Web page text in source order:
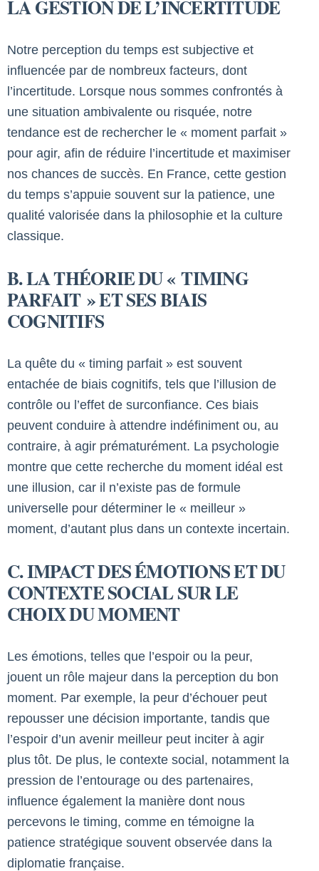
LA GESTION DE L’INCERTITUDE
Notre perception du temps est subjective et
influencée par de nombreux facteurs, dont
l’incertitude. Lorsque nous sommes confrontés à
une situation ambivalente ou risquée, notre
tendance est de rechercher le « moment parfait »
pour agir, afin de réduire l’incertitude et maximiser
nos chances de succès. En France, cette gestion
du temps s’appuie souvent sur la patience, une
qualité valorisée dans la philosophie et la culture
classique.
B. LA THÉORIE DU « TIMING
PARFAIT » ET SES BIAIS
COGNITIFS
La quête du « timing parfait » est souvent
entachée de biais cognitifs, tels que l’illusion de
contrôle ou l’effet de surconfiance. Ces biais
peuvent conduire à attendre indéfiniment ou, au
contraire, à agir prématurément. La psychologie
montre que cette recherche du moment idéal est
une illusion, car il n’existe pas de formule
universelle pour déterminer le « meilleur »
moment, d’autant plus dans un contexte incertain.
C. IMPACT DES ÉMOTIONS ET DU
CONTEXTE SOCIAL SUR LE
CHOIX DU MOMENT
Les émotions, telles que l’espoir ou la peur,
jouent un rôle majeur dans la perception du bon
moment. Par exemple, la peur d’échouer peut
repousser une décision importante, tandis que
l’espoir d’un avenir meilleur peut inciter à agir
plus tôt. De plus, le contexte social, notamment la
pression de l’entourage ou des partenaires,
influence également la manière dont nous
percevons le timing, comme en témoigne la
patience stratégique souvent observée dans la
diplomatie française.